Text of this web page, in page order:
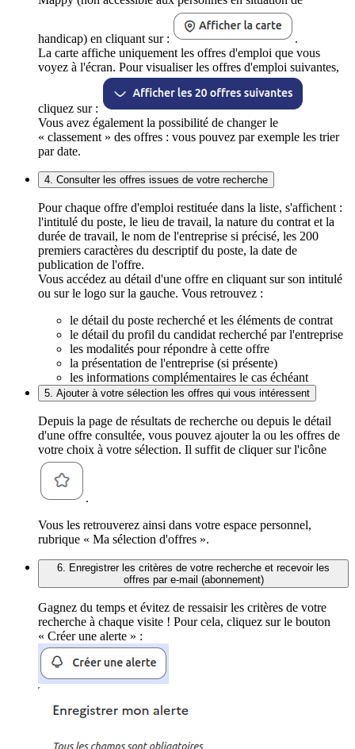
handicap) en cliquant sur :
.
La carte affiche uniquement les offres d'emploi que vous
voyez à l'écran. Pour visualiser les offres d'emploi suivantes,
cliquez sur :
Vous avez également la possibilité de changer le
« classement » des offres : vous pouvez par exemple les trier
par date.
4. Consulter les offres issues de votre recherche
Pour chaque offre d'emploi restituée dans la liste, s'affichent :
l'intitulé du poste, le lieu de travail, la nature du contrat et la
durée de travail, le nom de l'entreprise si précisé, les 200
premiers caractères du descriptif du poste, la date de
publication de l'offre.
Vous accédez au détail d'une offre en cliquant sur son intitulé
ou sur le logo sur la gauche. Vous retrouvez :
le détail du poste recherché et les éléments de contrat
le détail du profil du candidat recherché par l'entreprise
les modalités pour répondre à cette offre
la présentation de l'entreprise (si présente)
les informations complémentaires le cas échéant
5. Ajouter à votre sélection les offres qui vous intéressent
Depuis la page de résultats de recherche ou depuis le détail
d'une offre consultée, vous pouvez ajouter la ou les offres de
votre choix à votre sélection. Il suffit de cliquer sur l'icône
.
Vous les retrouverez ainsi dans votre espace personnel,
rubrique « Ma sélection d'offres ».
6. Enregistrer les critères de votre recherche et recevoir les
offres par e-mail (abonnement)
Gagnez du temps et évitez de ressaisir les critères de votre
recherche à chaque visite ! Pour cela, cliquez sur le bouton
« Créer une alerte » :